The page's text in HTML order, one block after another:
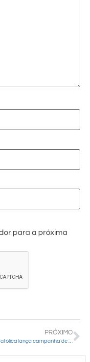
para a próxima
PRÓXIMO
Igreja Católica lança campanha de solidariedade e fraternidade às vítimas dos terremotos da Venezuela: “SOS VENEZUELA”